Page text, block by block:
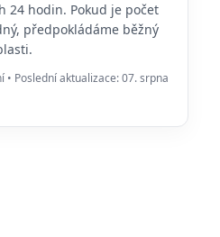
24 hodin. Pokud je počet
předpokládáme běžný
Poslední aktualizace: 07. srpna